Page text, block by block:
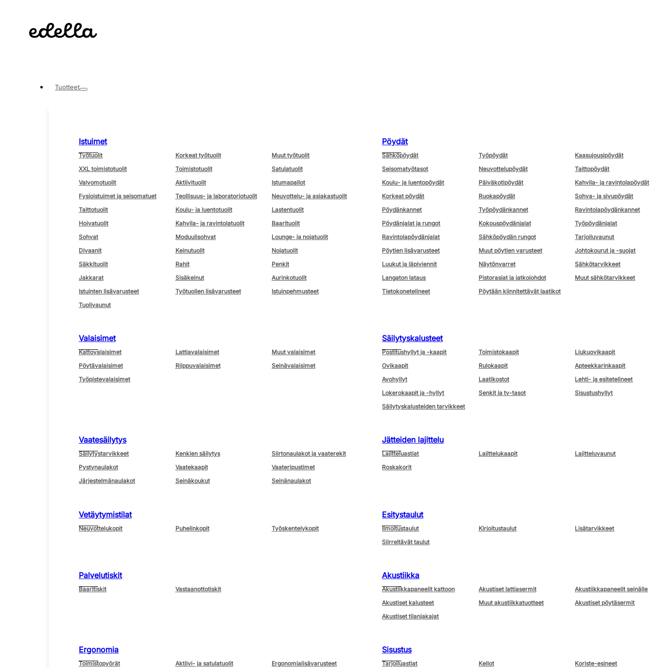
Tuotteet
Istuimet
Työtuolit Korkeat työtuolit
Muut työtuolit
XXL toimistotuolit
Toimistotuolit
Satulatuolit
Valvomotuolit
Aktiivituolit
Istumapallot
Fysioistuimet ja seisomatuet
Teollisuus- ja laboratoriotuolit
Neuvottelu- ja asiakastuolit
Taittotuolit
Koulu- ja luentotuolit
Lastentuolit
Hoivatuolit
Kahvila- ja ravintolatuolit
Baarituolit
Sohvat
Moduulisohvat
Lounge- ja nojatuolit
Divaanit
Keinutuolit
Nojatuolit
Säkkituolit
Rahit
Penkit
Jakkarat
Sisäkeinut
Aurinkotuolit
Istuinten lisävarusteet
Työtuolien lisävarusteet
Istuinpehmusteet
Tuolivaunut
Pöydät
Sähköpöydät Työpöydät
Kaasujousipöydät
Seisomatyötasot
Neuvottelupöydät
Taittopöydät
Koulu- ja luentopöydät
Päiväkotipöydät
Kahvila- ja ravintolapöydät
Korkeat pöydät
Ruokapöydät
Sohva- ja sivupöydät
Pöydänkannet
Työpöydänkannet
Ravintolapöydänkannet
Pöydänjalat ja rungot
Kokouspöydänjalat
Työpöydänjalat
Ravintolapöydänjalat
Sähköpöydän rungot
Tarjoiluvaunut
Pöytien lisävarusteet
Muut pöytien varusteet
Johtokourut ja -suojat
Luukut ja läpiviennit
Näytönvarret
Sähkötarvikkeet
Langaton lataus
Pistorasiat ja jatkojohdot
Muut sähkötarvikkeet
Tietokonetelineet
Pöytään kiinnitettävät laatikot
Valaisimet
Kattovalaisimet Lattiavalaisimet
Muut valaisimet
Pöytävalaisimet
Riippuvalaisimet
Seinävalaisimet
Työpistevalaisimet
Säilytyskalusteet
Postitushyllyt ja -kaapit Toimistokaapit
Liukuovikaapit
Ovikaapit
Rulokaapit
Apteekkarinkaapit
Avohyllyt
Laatikostot
Lehti- ja esitetelineet
Lokerokaapit ja -hyllyt
Senkit ja tv-tasot
Sisustushyllyt
Säilytyskalusteiden tarvikkeet
Vaatesäilytys
Säilytystarvikkeet Kenkien säilytys
Siirtonaulakot ja vaaterekit
Pystynaulakot
Vaatekaapit
Vaateripustimet
Järjestelmänaulakot
Seinäkoukut Seinänaulakot
Jätteiden lajittelu
Lajitteluastiat Lajittelukaapit
Lajitteluvaunut
Roskakorit
Vetäytymistilat
Neuvottelukopit Puhelinkopit Työskentelykopit
Esitystaulut
Ilmoitustaulut Kirjoitustaulut
Lisätarvikkeet
Siirreltävät taulut
Palvelutiskit
Baaritiskit Vastaanottotiskit
Akustiikka
Akustiikkapaneelit kattoon Akustiset lattiasermit
Akustiikkapaneelit seinälle
Akustiset kalusteet
Muut akustiikkatuotteet
Akustiset pöytäsermit
Akustiset tilanjakajat
Ergonomia
Toimistopyörät Aktiivi- ja satulatuolit
Ergonomialisävarusteet
Sisustus
Tarjoiluastiat Kellot
Koriste-esineet